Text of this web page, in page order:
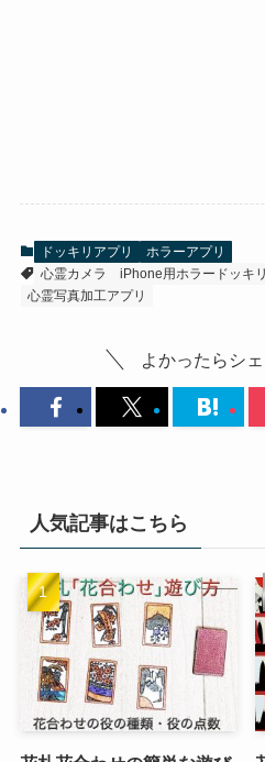
ドッキリアプリ
ホラーアプリ
心霊カメラ
iPhone用ホラードッキ
心霊写真加工アプリ
よかったらシ
人気記事はこちら